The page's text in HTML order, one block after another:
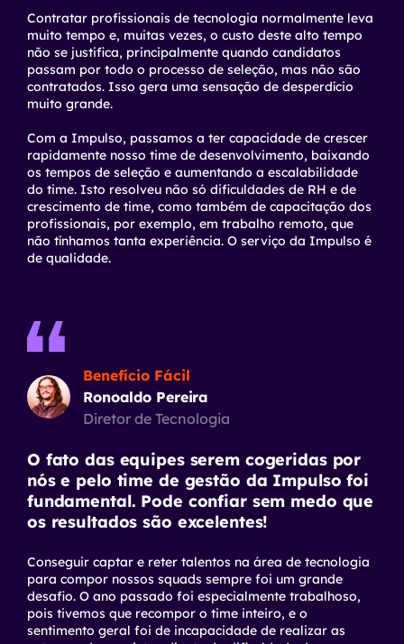
Contratar profissionais de tecnologia normalmente leva
muito tempo e, muitas vezes, o custo deste alto tempo
não se justifica, principalmente quando candidatos
passam por todo o processo de seleção, mas não são
contratados. Isso gera uma sensação de desperdício
muito grande.
Com a Impulso, passamos a ter capacidade de crescer
rapidamente nosso time de desenvolvimento, baixando
os tempos de seleção e aumentando a escalabilidade
do time. Isto resolveu não só dificuldades de RH e de
crescimento de time, como também de capacitação dos
profissionais, por exemplo, em trabalho remoto, que
não tínhamos tanta experiência. O serviço da Impulso é
de qualidade.
Benefício Fácil
Ronoaldo Pereira
Diretor de Tecnologia
O fato das equipes serem cogeridas por
nós e pelo time de gestão da Impulso foi
fundamental. Pode confiar sem medo que
os resultados são excelentes!
Conseguir captar e reter talentos na área de tecnologia
para compor nossos squads sempre foi um grande
desafio. O ano passado foi especialmente trabalhoso,
pois tivemos que recompor o time inteiro, e o
sentimento geral foi de incapacidade de realizar as